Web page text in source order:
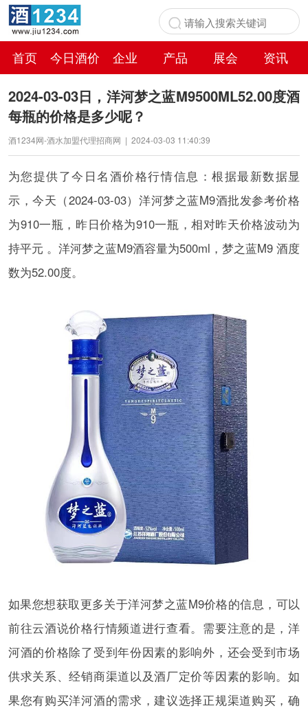
首页 今日酒价 企业 产品 展会
资讯
百科
2024-03-03日，洋河梦之蓝M9500ML52.00度酒
每瓶的价格是多少呢？
酒1234网-酒水加盟代理招商网 | 2024-03-03 11:40:39
为您提供了今日名酒价格行情信息：根据最新数据显
示，今天（2024-03-03）洋河梦之蓝M9酒批发参考价格
为910一瓶，昨日价格为910一瓶，相对昨天价格波动为
持平元 。洋河梦之蓝M9酒容量为500ml，梦之蓝M9 酒度
数为52.00度。
如果您想获取更多关于洋河梦之蓝M9价格的信息，可以
前往云酒说价格行情频道进行查看。需要注意的是，洋
河酒的价格除了受到年份因素的影响外，还会受到市场
供求关系、经销商渠道以及酒厂定价等因素的影响。如
果您有购买洋河酒的需求，建议选择正规渠道购买，确